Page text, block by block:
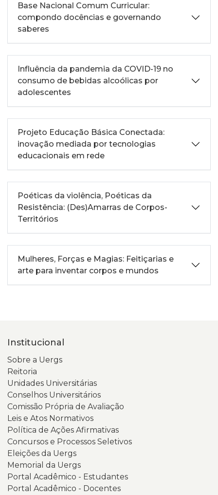
Base Nacional Comum Curricular:
compondo docências e governando
saberes
Influência da pandemia da COVID-19 no
consumo de bebidas alcoólicas por
adolescentes
Projeto Educação Básica Conectada:
inovação mediada por tecnologias
educacionais em rede
Poéticas da violência, Poéticas da
Resistência: (Des)Amarras de Corpos-
Territórios
Mulheres, Forças e Magias: Feitiçarias e
arte para inventar corpos e mundos
Institucional
Sobre a Uergs
Reitoria
Unidades Universitárias
Conselhos Universitários
Comissão Própria de Avaliação
Leis e Atos Normativos
Política de Ações Afirmativas
Concursos e Processos Seletivos
Eleições da Uergs
Memorial da Uergs
Portal Acadêmico - Estudantes
Portal Acadêmico - Docentes